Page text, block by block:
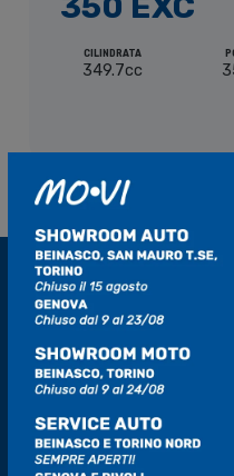
CILINDRATA
349.7cc
Esplora l’avventura su due
Siamo appassionati di
eccezionale di modelli ad